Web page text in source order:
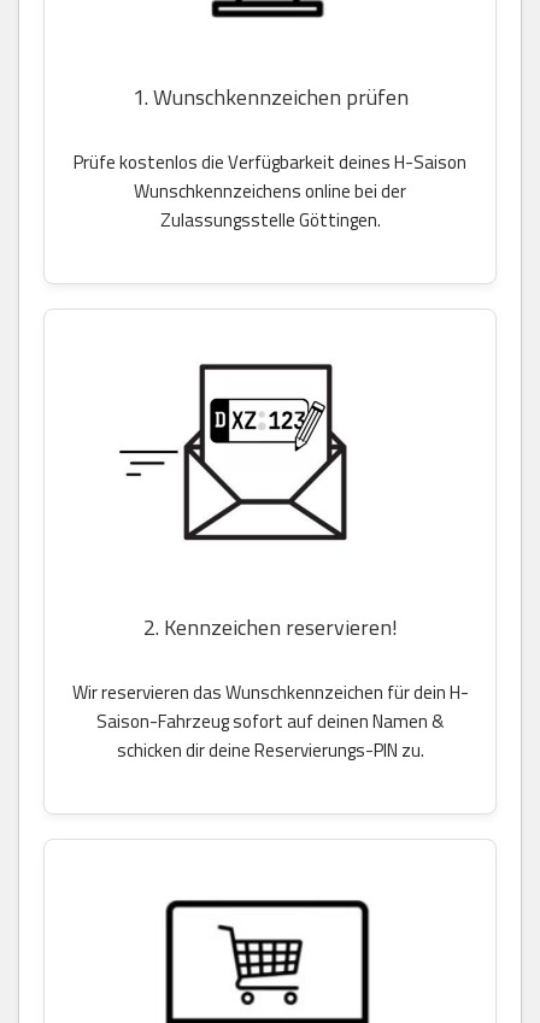
1. Wunschkennzeichen prüfen
Prüfe kostenlos die Verfügbarkeit deines H-Saison
Wunschkennzeichens online bei der
Zulassungsstelle Göttingen.
2. Kennzeichen reservieren!
Wir reservieren das Wunschkennzeichen für dein H-
Saison-Fahrzeug sofort auf deinen Namen &
schicken dir deine Reservierungs-PIN zu.